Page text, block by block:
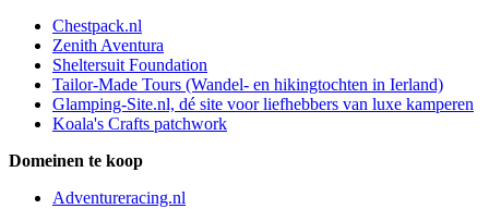
Chestpack.nl
Zenith Aventura
Sheltersuit Foundation
Tailor-Made Tours (Wandel- en hikingtochten in Ierland)
Glamping-Site.nl, dé site voor liefhebbers van luxe kamperen
Koala's Crafts patchwork
Domeinen te koop
Adventureracing.nl